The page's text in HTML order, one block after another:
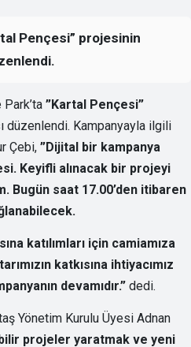
Pençesi” projesinin
Park’ta”Kartal Pençesi”
düzenlendi. Kampanyayla ilgili
Çebi, ”Dijital bir kampanya
Keyifli alınacak bir projeyi
Bugün saat 17.00’den itibaren
katılımları için camiamıza
katkısına ihtiyacımız
devamıdır.”dedi.
Yönetim Kurulu Üyesi Adnan
projeler yaratmak ve yeni